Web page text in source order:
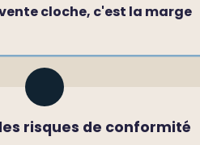
cloche, c'est la marge
risques de conformité